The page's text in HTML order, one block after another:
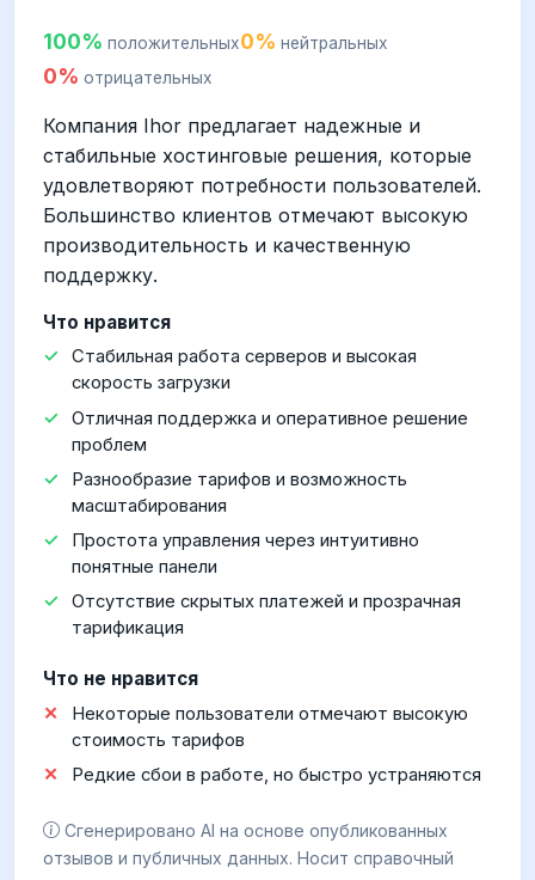
100% положительных0% нейтральных
0% отрицательных
Компания Ihor предлагает надежные и
стабильные хостинговые решения, которые
удовлетворяют потребности пользователей.
Большинство клиентов отмечают высокую
производительность и качественную
поддержку.
Что нравится
Стабильная работа серверов и высокая
скорость загрузки
Отличная поддержка и оперативное решение
проблем
Разнообразие тарифов и возможность
масштабирования
Простота управления через интуитивно
понятные панели
Отсутствие скрытых платежей и прозрачная
тарификация
Что не нравится
Некоторые пользователи отмечают высокую
стоимость тарифов
Редкие сбои в работе, но быстро устраняются
Сгенерировано AI на основе опубликованных
отзывов и публичных данных. Носит справочный